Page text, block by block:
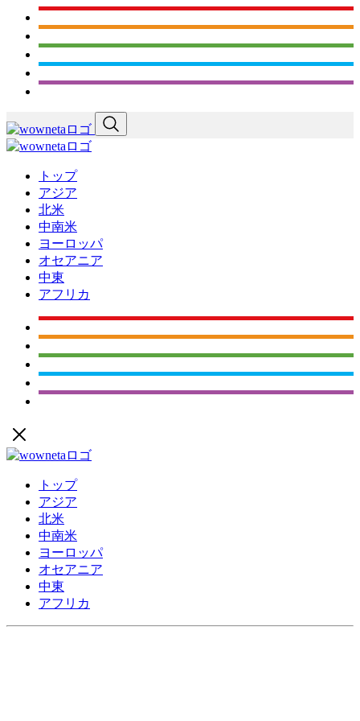
トップ
アジア
北米
中南米
ヨーロッパ
オセアニア
中東
アフリカ
トップ
アジア
北米
中南米
ヨーロッパ
オセアニア
中東
アフリカ